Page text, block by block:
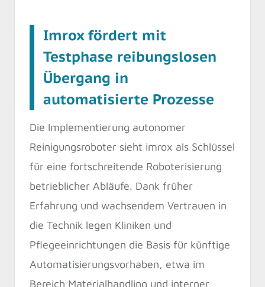
Imrox fördert mit
Testphase reibungslosen
Übergang in
automatisierte Prozesse
Die Implementierung autonomer
Reinigungsroboter sieht imrox als Schlüssel
für eine fortschreitende Roboterisierung
betrieblicher Abläufe. Dank früher
Erfahrung und wachsendem Vertrauen in
die Technik legen Kliniken und
Pflegeeinrichtungen die Basis für künftige
Automatisierungsvorhaben, etwa im
Bereich Materialhandling und interner